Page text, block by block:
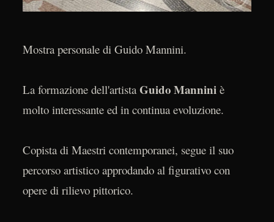
Mostra personale di Guido Mannini.
La formazione dell'artistaGuido Mannini è
molto interessante ed in continua evoluzione.
Copista di Maestri contemporanei, segue il suo
percorso artistico approdando al figurativo con
opere di rilievo pittorico.